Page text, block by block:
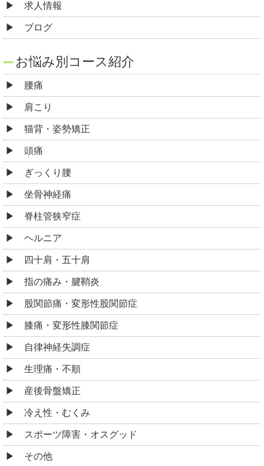
求人情報
ブログ
お悩み別コース紹介
腰痛
肩こり
猫背・姿勢矯正
頭痛
ぎっくり腰
坐骨神経痛
脊柱管狭窄症
ヘルニア
四十肩・五十肩
指の痛み・腱鞘炎
股関節痛・変形性股関節症
膝痛・変形性膝関節症
自律神経失調症
生理痛・不順
産後骨盤矯正
冷え性・むくみ
スポーツ障害・オスグッド
その他